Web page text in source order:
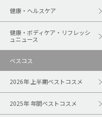
健康・ヘルスケア
健康・ボディケア・リフレッシ
ュニュース
ベスコス
2026年 上半期ベストコスメ
2025年 年間ベストコスメ